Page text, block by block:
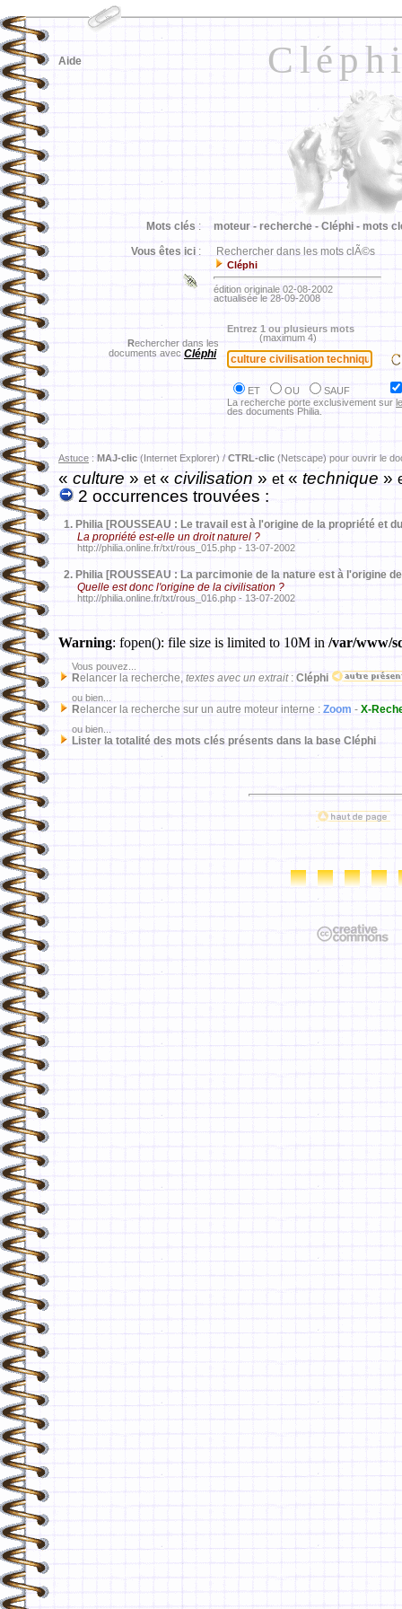
Aide
Mots clés : moteur - recherche - Cléphi - mots
Vous êtes ici : Rechercher dans les mots clÃ©s
Cléphi
édition originale 02-08-2002
actualisée le 28-09-2008
Rechercher dans les
documents avec Cléphi
Entrez 1 ou plusieurs mots
(maximum 4)
ET OU
SAUF
La recherche porte exclusivement sur
des documents Philia.
Astuce : MAJ-clic (Internet Explorer) / CTRL-clic (Netscape) pour ouvrir le
«culture» et« civilisation » et« technique »
2 occurrences trouvées :
1. Philia [ROUSSEAU : Le travail est à l'origine de la propriété et
La propriété est-elle un droit naturel ?
http://philia.online.fr/txt/rous_015.php - 13-07-2002
2. Philia [ROUSSEAU : La parcimonie de la nature est à l'origine
Quelle est donc l'origine de la civilisation ?
http://philia.online.fr/txt/rous_016.php - 13-07-2002
Warning: fopen(): file size is limited to 10M in /var/www/
Vous pouvez...
Relancer la recherche, textes avec un extrait: Cléphi
ou bien...
Relancer la recherche sur un autre moteur interne : Zoom - X-
ou bien...
Lister la totalité des mots clés présents dans la base Cléphi